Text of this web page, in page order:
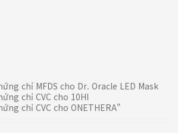
chỉ MFDS cho Dr. Oracle LED Mask
chỉ CVC cho 10HI
chỉ CVC cho ONETHERA"